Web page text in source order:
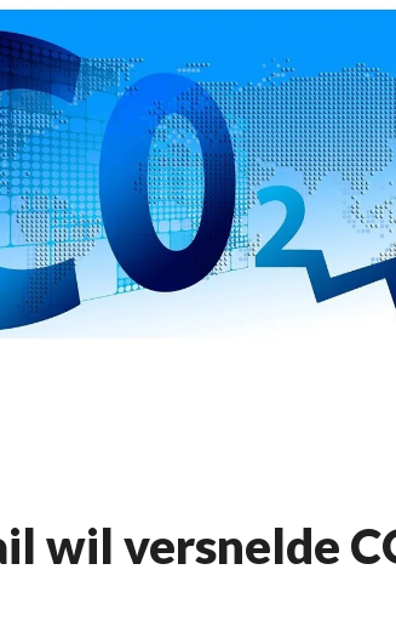
wil versnelde